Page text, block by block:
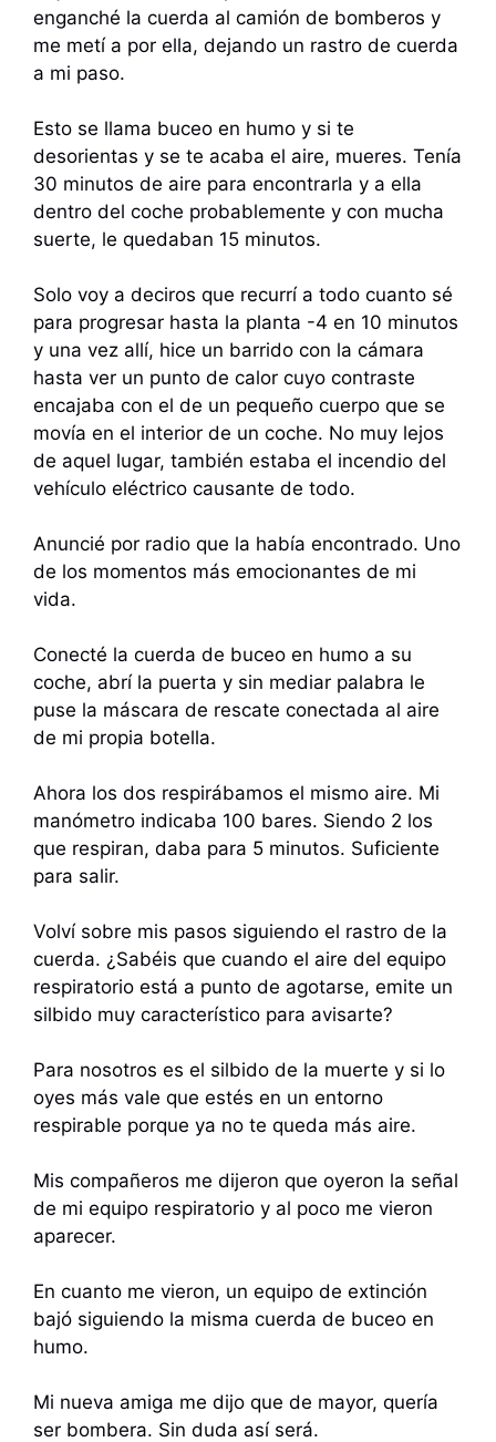
enganché la cuerda al camión de bomberos y
me metí a por ella, dejando un rastro de cuerda
a mi paso.
Esto se llama buceo en humo y si te
desorientas y se te acaba el aire, mueres. Tenía
30 minutos de aire para encontrarla y a ella
dentro del coche probablemente y con mucha
suerte, le quedaban 15 minutos.
Solo voy a deciros que recurrí a todo cuanto sé
para progresar hasta la planta -4 en 10 minutos
y una vez allí, hice un barrido con la cámara
hasta ver un punto de calor cuyo contraste
encajaba con el de un pequeño cuerpo que se
movía en el interior de un coche. No muy lejos
de aquel lugar, también estaba el incendio del
vehículo eléctrico causante de todo.
Anuncié por radio que la había encontrado. Uno
de los momentos más emocionantes de mi
vida.
Conecté la cuerda de buceo en humo a su
coche, abrí la puerta y sin mediar palabra le
puse la máscara de rescate conectada al aire
de mi propia botella.
Ahora los dos respirábamos el mismo aire. Mi
manómetro indicaba 100 bares. Siendo 2 los
que respiran, daba para 5 minutos. Suficiente
para salir.
Volví sobre mis pasos siguiendo el rastro de la
cuerda. ¿Sabéis que cuando el aire del equipo
respiratorio está a punto de agotarse, emite un
silbido muy característico para avisarte?
Para nosotros es el silbido de la muerte y si lo
oyes más vale que estés en un entorno
respirable porque ya no te queda más aire.
Mis compañeros me dijeron que oyeron la señal
de mi equipo respiratorio y al poco me vieron
aparecer.
En cuanto me vieron, un equipo de extinción
bajó siguiendo la misma cuerda de buceo en
humo.
Mi nueva amiga me dijo que de mayor, quería
ser bombera. Sin duda así será.